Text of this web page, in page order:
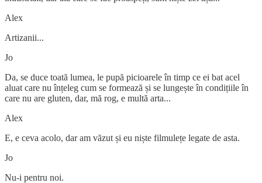
Alex
Artizanii...
Jo
Da, se duce toată lumea, le pupă picioarele în timp ce ei bat acel
aluat care nu înțeleg cum se formează și se lungește în condițiile în
care nu are gluten, dar, mă rog, e multă arta...
Alex
E, e ceva acolo, dar am văzut și eu niște filmulețe legate de asta.
Jo
Nu-i pentru noi.